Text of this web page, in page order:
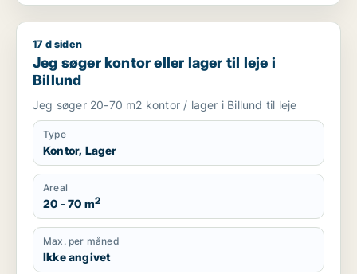
Jeg søger kontor eller lager til leje i Billund
17 d siden
Jeg søger kontor eller lager til leje i
Billund
Jeg søger 20-70 m2 kontor / lager i Billund til leje
Type
Kontor, Lager
Areal
20 - 70 m2
Max. per måned
Ikke angivet